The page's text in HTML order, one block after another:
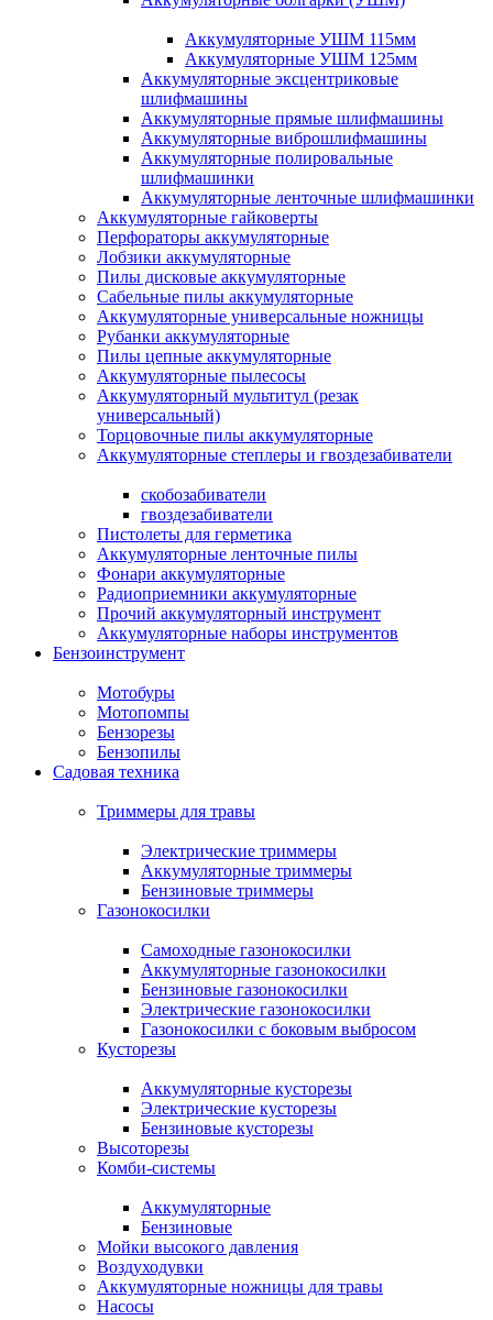
Аккумуляторные УШМ 115мм
Аккумуляторные УШМ 125мм
Аккумуляторные эксцентриковые
шлифмашины
Аккумуляторные прямые шлифмашины
Аккумуляторные виброшлифмашины
Аккумуляторные полировальные
шлифмашинки
Аккумуляторные ленточные шлифмашинки
Аккумуляторные гайковерты
Перфораторы аккумуляторные
Лобзики аккумуляторные
Пилы дисковые аккумуляторные
Сабельные пилы аккумуляторные
Аккумуляторные универсальные ножницы
Рубанки аккумуляторные
Пилы цепные аккумуляторные
Аккумуляторные пылесосы
Аккумуляторный мультитул (резак
универсальный)
Торцовочные пилы аккумуляторные
Аккумуляторные степлеры и гвоздезабиватели
скобозабиватели
гвоздезабиватели
Пистолеты для герметика
Аккумуляторные ленточные пилы
Фонари аккумуляторные
Радиоприемники аккумуляторные
Прочий аккумуляторный инструмент
Аккумуляторные наборы инструментов
Бензоинструмент
Мотобуры
Мотопомпы
Бензорезы
Бензопилы
Садовая техника
Триммеры для травы
Электрические триммеры
Аккумуляторные триммеры
Бензиновые триммеры
Газонокосилки
Самоходные газонокосилки
Аккумуляторные газонокосилки
Бензиновые газонокосилки
Электрические газонокосилки
Газонокосилки с боковым выбросом
Кусторезы
Аккумуляторные кусторезы
Электрические кусторезы
Бензиновые кусторезы
Высоторезы
Комби-системы
Аккумуляторные
Бензиновые
Мойки высокого давления
Воздуходувки
Аккумуляторные ножницы для травы
Насосы